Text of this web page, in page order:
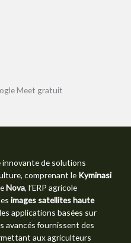
Meet gratuit
innovante de solutions
comprenant le Kyminasi
Nova, l’ERP agricole
images satellites haute
applications basées sur
avancés fournissent des
aux agriculteurs